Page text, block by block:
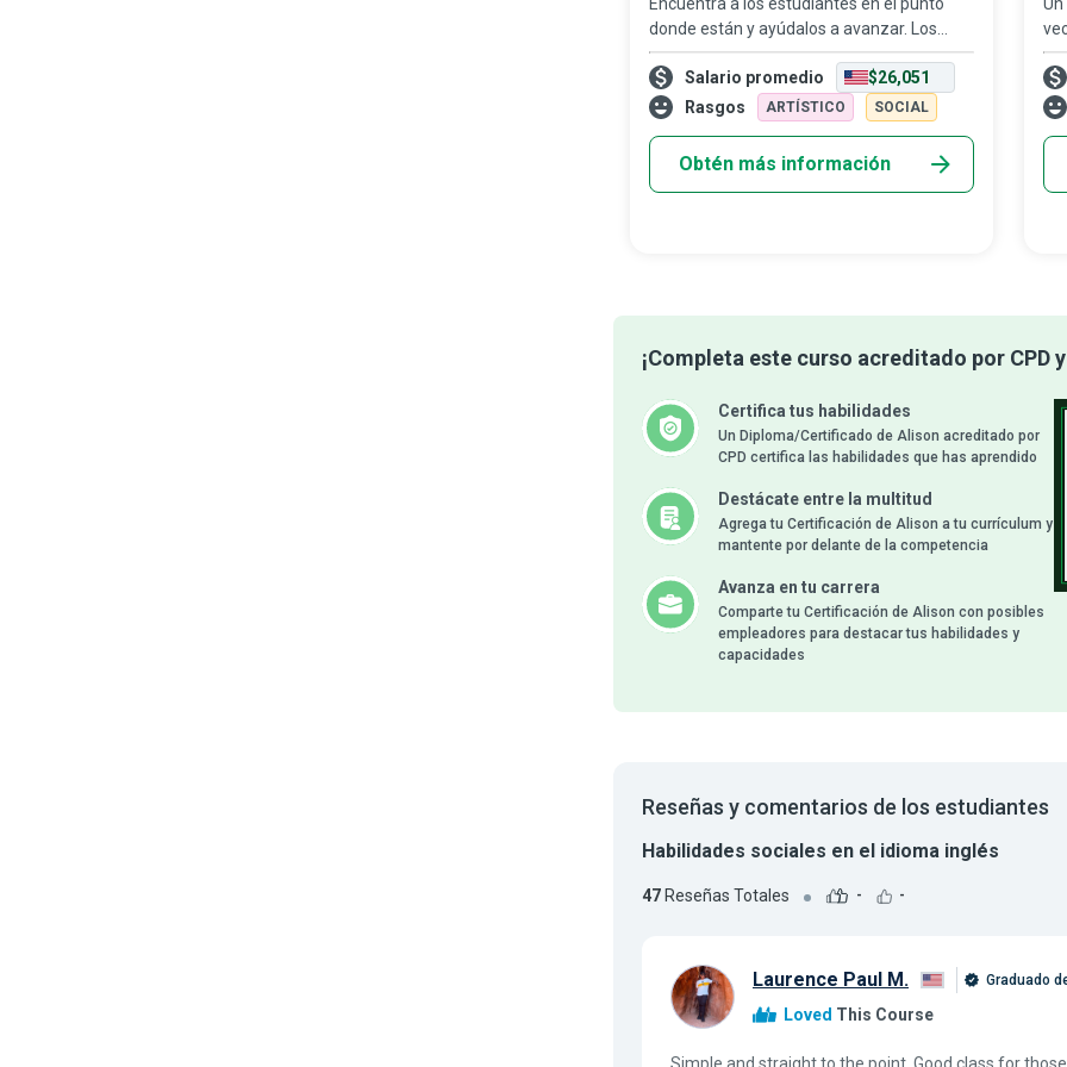
donde están y ayúdalos a avanzar. Los
profesores de inglés buscan crear un
entorno propicio para el aprendizaje, en el
cual los estudiantes logren sus metas aca
Salario promedio
$26,051
Rasgos
ARTÍSTICO SOCIAL
Obtén más información
¡Completa este curso acreditado por CPD
Certifica tus habilidades
Un Diploma/Certificado de Alison acreditado por
CPD certifica las habilidades que has aprendido
Destácate entre la multitud
Agrega tu Certificación de Alison a tu currículum y
mantente por delante de la competencia
Avanza en tu carrera
Comparte tu Certificación de Alison con posibles
empleadores para destacar tus habilidades y
capacidades
Reseñas y comentarios de los estudiantes
Habilidades sociales en el idioma inglés
47Reseñas Totales - -
Laurence Paul M. Graduado
Loved This Course
Simple and straight to the point. Good class for